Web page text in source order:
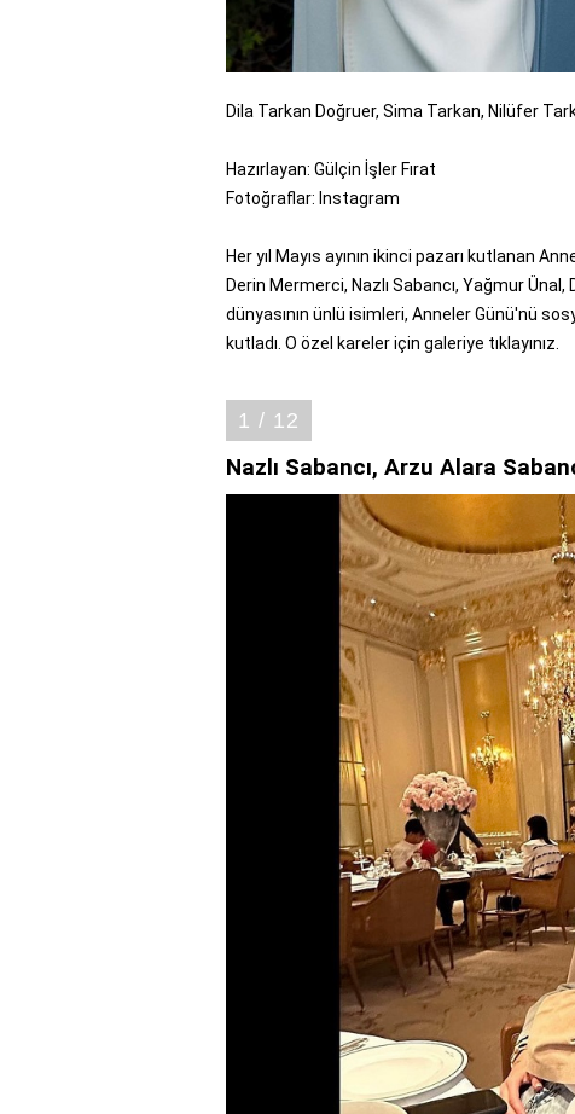
Dila Tarkan Doğruer, Sima Tarkan, Nilüfer
Hazırlayan: Gülçin İşler Fırat
Fotoğraflar: Instagram
Her yıl Mayıs ayının ikinci pazarı kutlanan
Derin Mermerci, Nazlı Sabancı, Yağmur
dünyasının ünlü isimleri, Anneler Günü'nü
kutladı. O özel kareler için galeriye tıklayınız.
1 / 12
Nazlı Sabancı, Arzu Alara